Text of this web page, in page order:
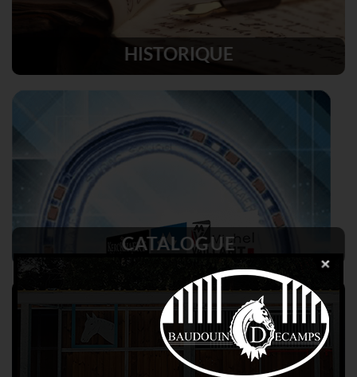
HISTORIQUE
CATALOGUE